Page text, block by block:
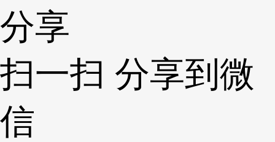
分享
扫一扫 分享到微
信